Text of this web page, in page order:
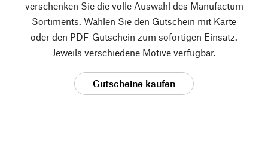
verschenken Sie die volle Auswahl des Manufactum
Sortiments. Wählen Sie den Gutschein mit Karte
oder den PDF-Gutschein zum sofortigen Einsatz.
Jeweils verschiedene Motive verfügbar.
Gutscheine kaufen